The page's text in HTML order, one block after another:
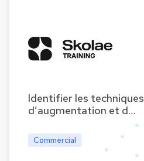
Identifier les techniques
d’augmentation et d…
Commercial